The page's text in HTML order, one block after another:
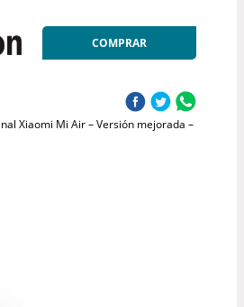
COMPRAR
Xiaomi Mi Air – Versión mejorada –